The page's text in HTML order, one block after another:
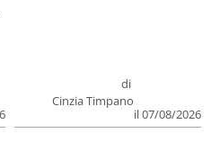
di
Cinzia Timpano
il 07/08/2026